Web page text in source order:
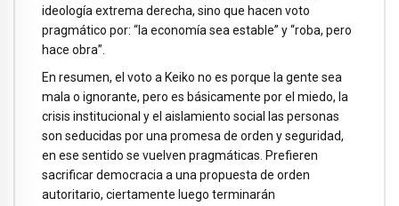
ideología extrema derecha, sino que hacen voto
pragmático por: “la economía sea estable” y “roba, pero
hace obra”.
En resumen, el voto a Keiko no es porque la gente sea
mala o ignorante, pero es básicamente por el miedo, la
crisis institucional y el aislamiento social las personas
son seducidas por una promesa de orden y seguridad,
en ese sentido se vuelven pragmáticas. Prefieren
sacrificar democracia a una propuesta de orden
autoritario, ciertamente luego terminarán